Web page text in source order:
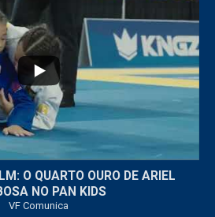
...
O QUARTO OURO DE ARIEL
NO PAN KIDS
VF Comunica